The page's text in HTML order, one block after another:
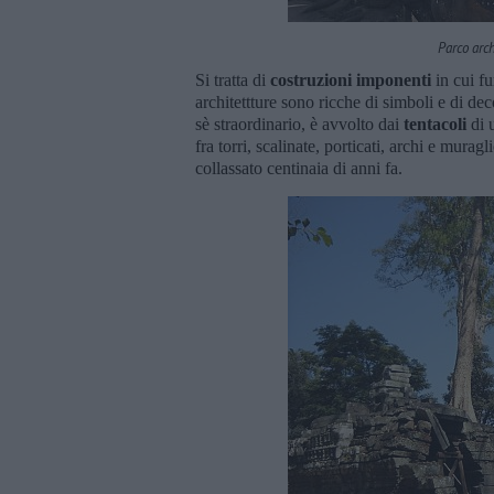
Parco
Si tratta di costruzioni imponenti in cui
architettture sono ricche di simboli e di
sè straordinario, è avvolto dai tentacoli di
fra torri, scalinate, porticati, archi e
collassato centinaia di anni fa.